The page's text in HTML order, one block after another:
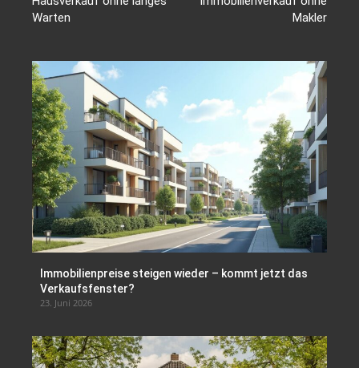
Warten
Makler
Immobilienpreise steigen wieder – kommt jetzt das
Verkaufsfenster?
23. Juni 2026